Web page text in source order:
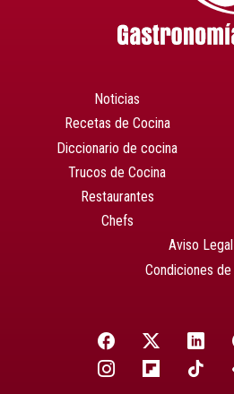
Noticias
Recetas de Cocina
Diccionario de cocina
Trucos de Cocina
Restaurantes
Chefs
Aviso Legal
Condiciones de